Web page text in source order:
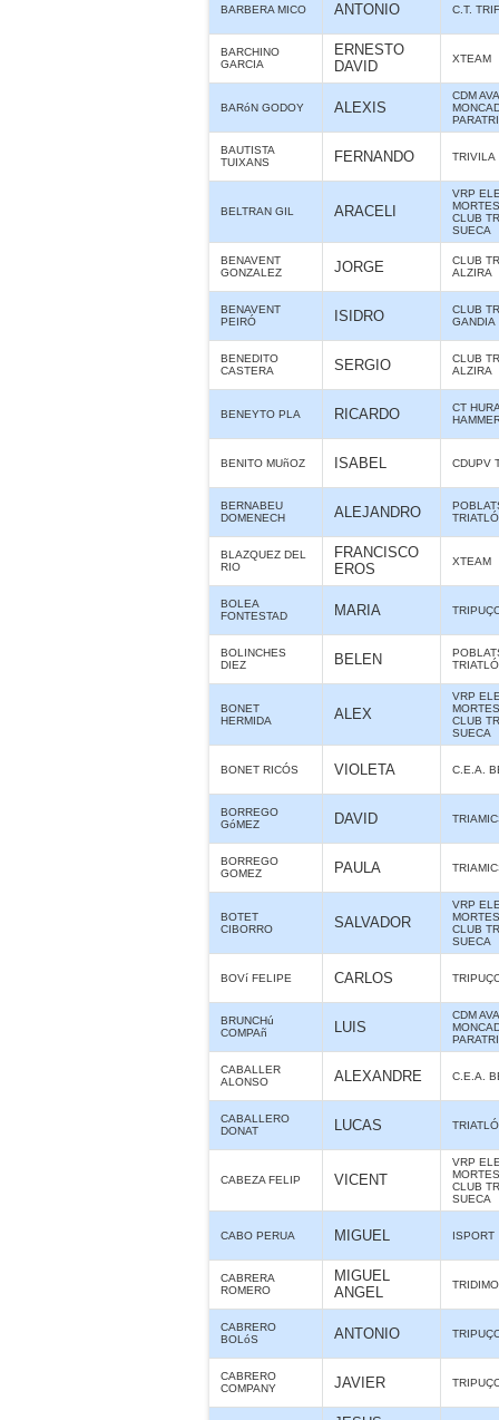
BARBERA MICO ANTONIO C.T.
BARCHINO
GARCIA
ERNESTO
DAVID
XTEAM
BARóN GODOY ALEXIS
CDM
BAUTISTA
TUIXANS
FERNANDO TRIVILA
BELTRAN GIL ARACELI
VRP
CLUB
SUECA
BENAVENT
GONZALEZ
JORGE
CLUB
ALZIRA
BENAVENT
PEIRÓ
ISIDRO
CLUB
GANDIA
BENEDITO
CASTERA
SERGIO
CLUB
ALZIRA
BENEYTO PLA RICARDO
CT
BENITO MUñOZ ISABEL CDUPV
BERNABEU
DOMENECH
ALEJANDRO
TRIATLÓ
BLAZQUEZ DEL
RIO
FRANCISCO
EROS
XTEAM
BOLEA
FONTESTAD
MARIA
BOLINCHES
DIEZ
BELEN
TRIATLÓ
BONET
HERMIDA
ALEX
VRP
CLUB
SUECA
BONET RICÓS VIOLETA C.E.A.
BORREGO
GóMEZ
DAVID
BORREGO
GOMEZ
PAULA
BOTET
CIBORRO
SALVADOR
VRP
CLUB
SUECA
BOVí FELIPE CARLOS
BRUNCHú
COMPAñ
LUIS
CDM
CABALLER
ALONSO
ALEXANDRE C.E.A.
CABALLERO
DONAT
LUCAS
CABEZA FELIP VICENT
VRP
CLUB
SUECA
CABO PERUA MIGUEL ISPORT
CABRERA
ROMERO
MIGUEL
ANGEL
CABRERO
BOLóS
ANTONIO
CABRERO
COMPANY
JAVIER